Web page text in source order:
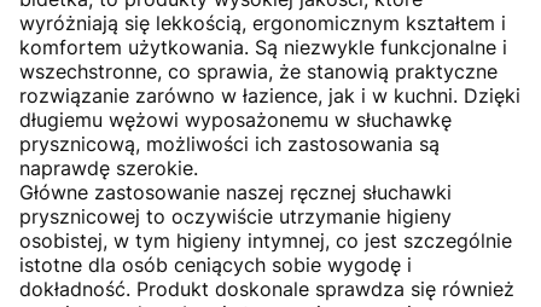
wyróżniają się lekkością, ergonomicznym kształtem i
komfortem użytkowania. Są niezwykle funkcjonalne i
wszechstronne, co sprawia, że stanowią praktyczne
rozwiązanie zarówno w łazience, jak i w kuchni. Dzięki
długiemu wężowi wyposażonemu w słuchawkę
prysznicową, możliwości ich zastosowania są
naprawdę szerokie.
Główne zastosowanie naszej ręcznej słuchawki
prysznicowej to oczywiście utrzymanie higieny
osobistej, w tym higieny intymnej, co jest szczególnie
istotne dla osób ceniących sobie wygodę i
dokładność. Produkt doskonale sprawdza się również